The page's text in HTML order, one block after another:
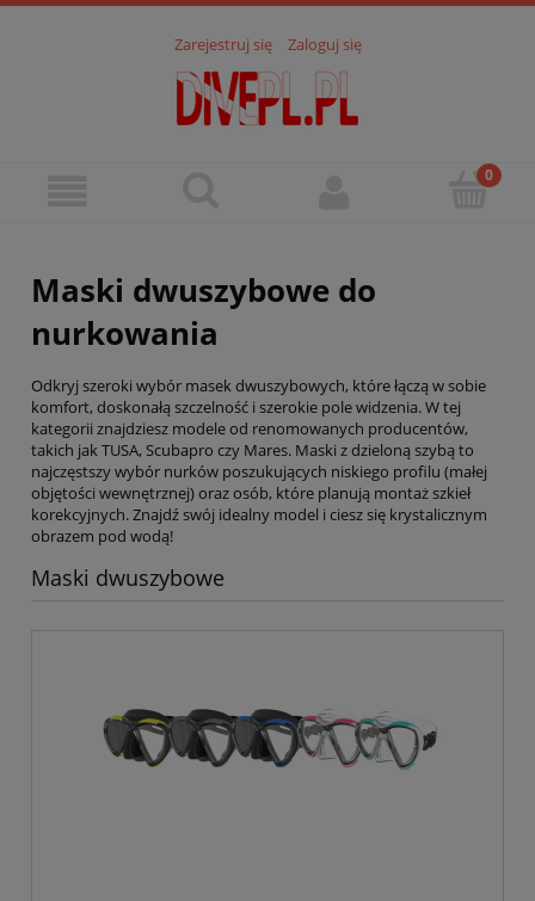
Zarejestruj się Zaloguj się
Maski dwuszybowe do
nurkowania
Odkryj szeroki wybór masek dwuszybowych, które łączą w sobie
komfort, doskonałą szczelność i szerokie pole widzenia. W tej
kategorii znajdziesz modele od renomowanych producentów,
takich jak TUSA, Scubapro czy Mares. Maski z dzieloną szybą to
najczęstszy wybór nurków poszukujących niskiego profilu (małej
objętości wewnętrznej) oraz osób, które planują montaż szkieł
korekcyjnych. Znajdź swój idealny model i ciesz się krystalicznym
obrazem pod wodą!
Maski dwuszybowe